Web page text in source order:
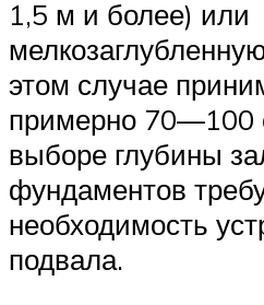
1,5 м и более) или
этом случае
примерно 70—100
выборе глубины
фундаментов
необходимость
подвала.